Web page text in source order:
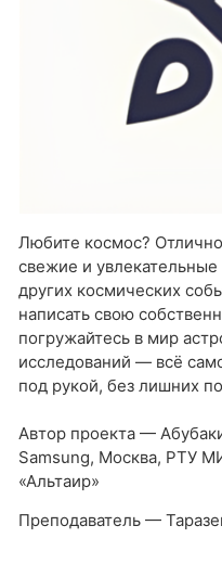
Любите космос?
свежие и
других космических
написать свою
погружайтесь в мир
исследований — всё
под рукой, без лишних
Автор проекта —
Samsung, Москва, РТУ
«Альтаир»
Преподаватель —